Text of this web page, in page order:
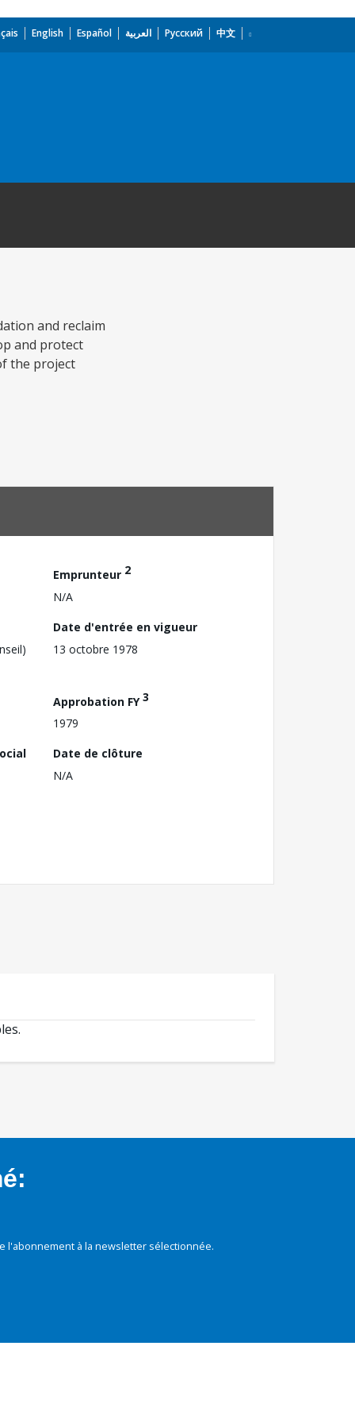
English Español العربية Русский 中文
and reclaim
and protect
the project
Emprunteur 2
N/A
Date d'entrée en vigueur
13 octobre 1978
Approbation FY3
1979
Date de clôture
N/A
à la newsletter sélectionnée.